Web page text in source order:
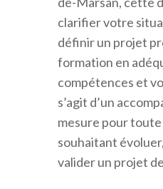
clarifier votre
définir un projet
formation en
compétences et
s’agit d’un
mesure pour
souhaitant
valider un projet